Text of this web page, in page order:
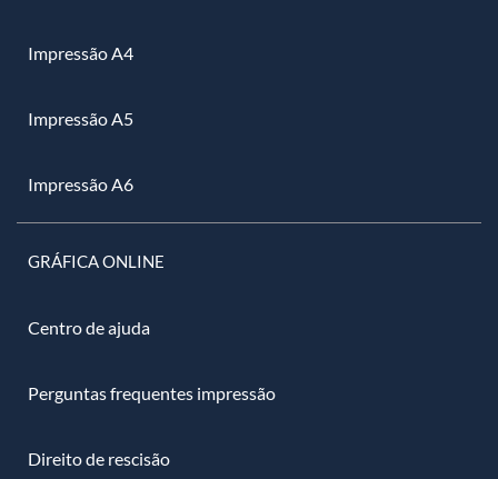
Impressão A4
Impressão A5
Impressão A6
GRÁFICA ONLINE
Centro de ajuda
Perguntas frequentes impressão
Direito de rescisão